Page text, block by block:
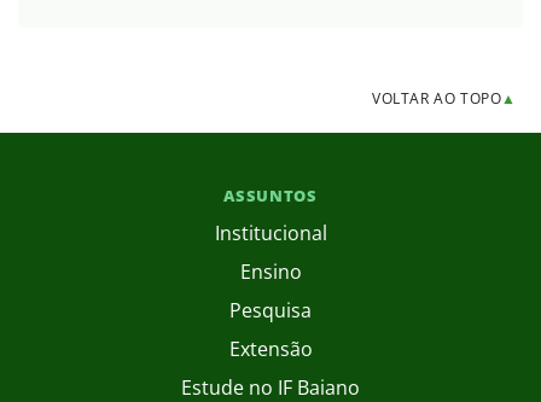
VOLTAR AO TOPO▲
ASSUNTOS
Institucional
Ensino
Pesquisa
Extensão
Estude no IF Baiano